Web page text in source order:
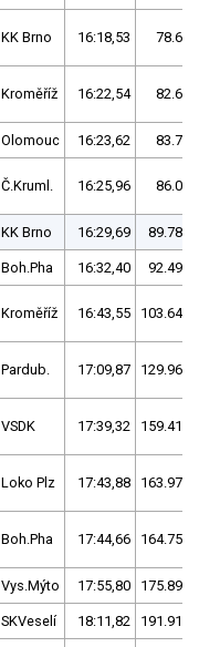
KK Brno 16:18,53 78.62/
Kroměříž 16:22,54 82.63/
Olomouc 16:23,62 83.71/
Č.Kruml. 16:25,96 86.05/
KK Brno 16:29,69 89.78/
Boh.Pha 16:32,40 92.49/
Kroměříž 16:43,55 103.64/
Pardub. 17:09,87 129.96/
VSDK 17:39,32 159.41/
Loko Plz 17:43,88 163.97/
Boh.Pha 17:44,66 164.75/
Vys.Mýto 17:55,80 175.89/
SKVeselí 18:11,82 191.91/